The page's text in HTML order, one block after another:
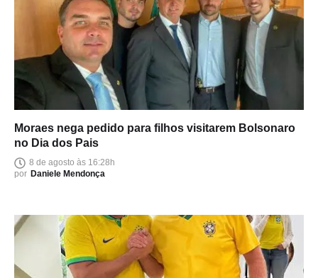
Moraes nega pedido para filhos visitarem Bolsonaro
no Dia dos Pais
8 de agosto às 16:28h
por Daniele Mendonça